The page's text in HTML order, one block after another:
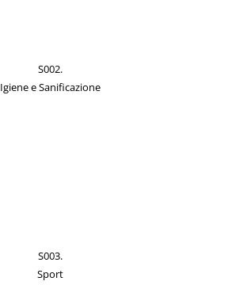
S002.
Igiene e Sanificazione
S003.
Sport